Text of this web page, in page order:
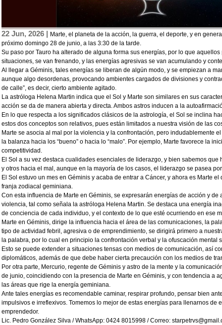
22 Jun, 2026 | Marte, el planeta de la acción, la guerra, el deporte, y en
próximo domingo 28 de junio, a las 3:30 de la tarde.
Su paso por Tauro ha alterado de alguna forma sus energías, por lo que
situaciones, se van frenando, y las energías agresivas se van acumulando y
Al llegar a Géminis, tales energías se liberan de algún modo, y se empiezan a
aunque algo desordenas, provocando ambientes cargados de divisiones y
de calle”, es decir, cierto ambiente agitado.
La astróloga Helena Martin indica que el Sol y Marte son similares en sus
acción se da de manera abierta y directa. Ambos astros inducen a la
En lo que respecta a los significados clásicos de la astrología, el Sol se inclina
estos dos conceptos son relativos, pues están limitados a nuestra visión de las
Marte se asocia al mal por la violencia y la confrontación, pero indudablemente
la balanza hacia los “bueno” o hacia lo “malo”. Por ejemplo, Marte favorece la
competitividad.
El Sol a su vez destaca cualidades esenciales de liderazgo, y bien sabemos
y otros hacia el mal, aunque en la mayoría de los casos, el liderazgo se pasea
El Sol estuvo un mes en Géminis y acaba de entrar a Cáncer, y ahora es Marte
franja zodiacal geminiana.
Con esta influencia de Marte en Géminis, se expresarán energías de acción y
violencia, tal como señala la astróloga Helena Martin. Se destaca una energía
de conciencia de cada individuo, y el contexto de lo que esté ocurriendo en ese
Marte en Géminis, dirige la influencia hacia el área de las comunicaciones, la
tipo de actividad febril, agresiva o de emprendimiento, se dirigirá primero a
la palabra, por lo cual en principio la confrontación verbal y la ofuscación mental
Esto se puede extender a situaciones tensas con medios de comunicación, así
diplomáticos, además de que debe haber cierta precaución con los medios de
Por otra parte, Mercurio, regente de Géminis y astro de la mente y la
de junio, coincidiendo con la presencia de Marte en Géminis, y con tendencia a
las áreas que rige la energía geminiana.
Ante tales energías es recomendable caminar, respirar profundo, pensar bien
impulsivos e irreflexivos. Tomemos lo mejor de estas energías para llenarnos de
emprendedor.
Lic. Pedro González Silva / WhatsApp: 0424 8015998 / Correo: